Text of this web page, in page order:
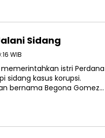
Sidang
WIB
memerintahkan istri Perdana
sidang kasus korupsi.
bernama Begona Gomez…